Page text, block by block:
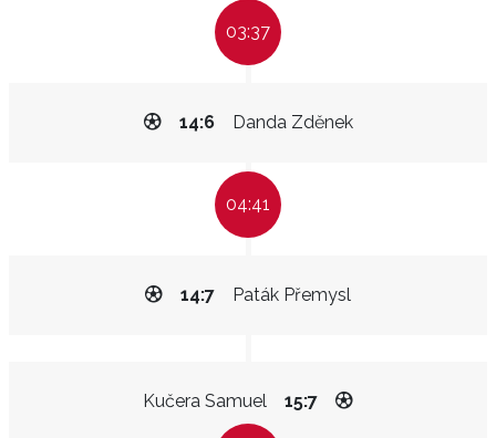
03:37
Danda Zděnek
14:6
04:41
Paták Přemysl
14:7
Kučera Samuel 15:7